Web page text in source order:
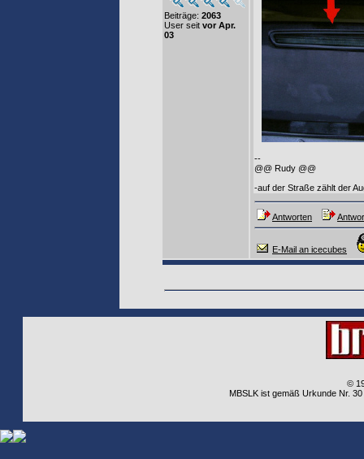
Beiträge: 2063
User seit vor Apr.
03
--
@@ Rudy @@
-auf der Straße zählt der
Antworten
E-Mail an icecubes
©
MBSLK ist gemäß Urkunde Nr.